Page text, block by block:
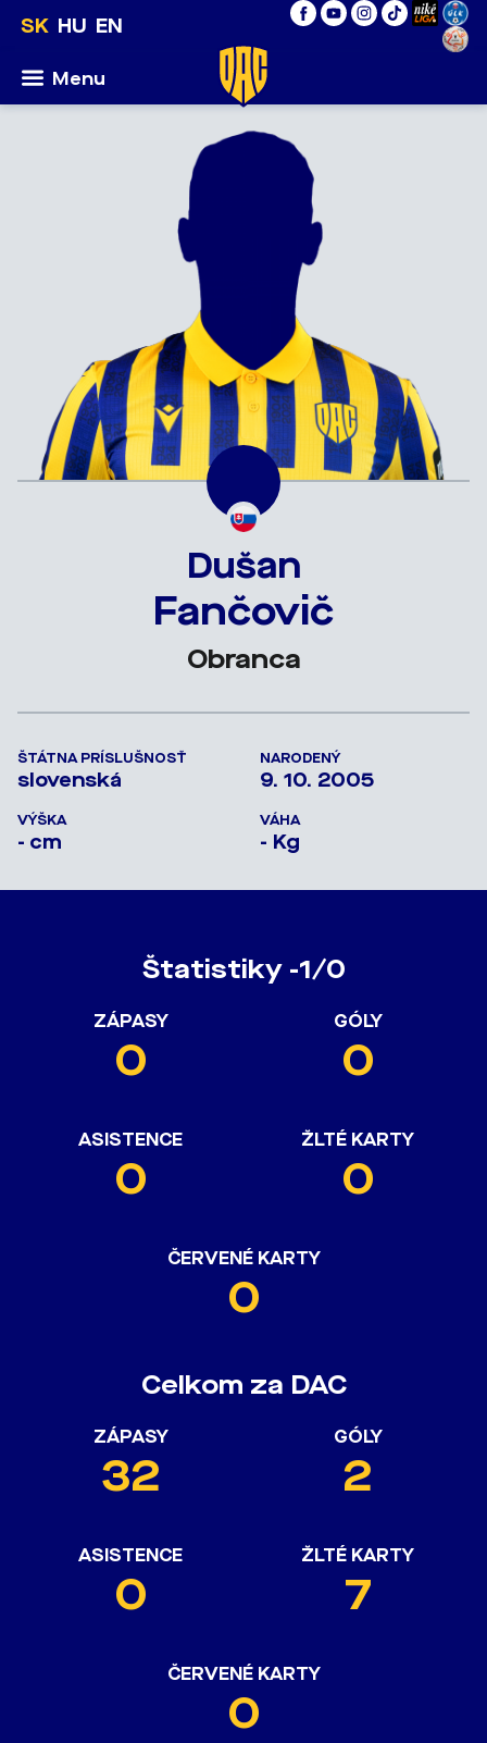
SK HU EN
Menu
Dušan
Fančovič
Obranca
ŠTÁTNA PRÍSLUŠNOSŤ
slovenská
NARODENÝ
9. 10. 2005
VÝŠKA
- cm
VÁHA
- Kg
Štatistiky -1/0
ZÁPASY
0
GÓLY
0
ASISTENCE
0
ŽLTÉ KARTY
0
ČERVENÉ KARTY
0
Celkom za DAC
ZÁPASY
32
GÓLY
2
ASISTENCE
0
ŽLTÉ KARTY
7
ČERVENÉ KARTY
0